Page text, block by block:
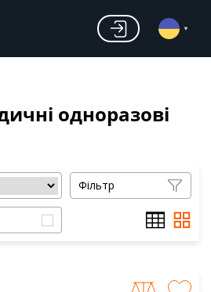
одноразові
Фільтр